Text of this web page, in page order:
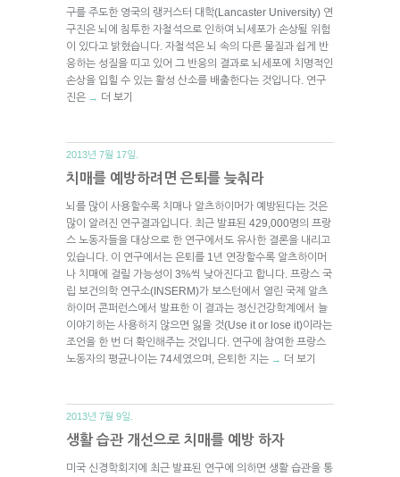
구를 주도한 영국의 랭커스터 대학(Lancaster University) 연
구진은 뇌에 침투한 자철석으로 인하여 뇌세포가 손상될 위험
이 있다고 밝혔습니다. 자철석은 뇌 속의 다른 물질과 쉽게 반
응하는 성질을 띠고 있어 그 반응의 결과로 뇌세포에 치명적인
손상을 입힐 수 있는 활성 산소를 배출한다는 것입니다. 연구
진은 → 더 보기
2013년 7월 17일.
치매를 예방하려면 은퇴를 늦춰라
뇌를 많이 사용할수록 치매나 알츠하이머가 예방된다는 것은
많이 알려진 연구결과입니다. 최근 발표된 429,000명의 프랑
스 노동자들을 대상으로 한 연구에서도 유사한 결론을 내리고
있습니다. 이 연구에서는 은퇴를 1년 연장할수록 알츠하이머
나 치매에 걸릴 가능성이 3%씩 낮아진다고 합니다. 프랑스 국
립 보건의학 연구소(INSERM)가 보스턴에서 열린 국제 알츠
하이머 콘퍼런스에서 발표한 이 결과는 정신건강학계에서 늘
이야기하는 사용하지 않으면 잃을 것(Use it or lose it)이라는
조언을 한 번 더 확인해주는 것입니다. 연구에 참여한 프랑스
노동자의 평균나이는 74세였으며, 은퇴한 지는 → 더 보기
2013년 7월 9일.
생활 습관 개선으로 치매를 예방 하자
미국 신경학회지에 최근 발표된 연구에 의하면 생활 습관을 통